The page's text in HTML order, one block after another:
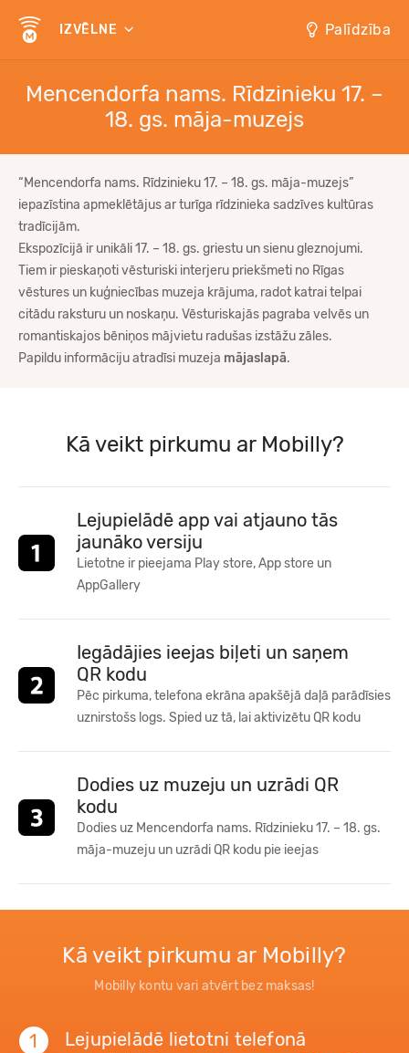
IZVĒLNE Palīdzība
Mencendorfa nams. Rīdzinieku 17. –
18. gs. māja-muzejs
“Mencendorfa nams. Rīdzinieku 17. – 18. gs. māja-muzejs”
iepazīstina apmeklētājus ar turīga rīdzinieka sadzīves kultūras
tradīcijām.
Ekspozīcijā ir unikāli 17. – 18. gs. griestu un sienu gleznojumi.
Tiem ir pieskaņoti vēsturiski interjeru priekšmeti no Rīgas
vēstures un kuģniecības muzeja krājuma, radot katrai telpai
citādu raksturu un noskaņu. Vēsturiskajās pagraba velvēs un
romantiskajos bēniņos mājvietu radušas izstāžu zāles.
Papildu informāciju atradīsi muzeja mājaslapā.
Kā veikt pirkumu ar Mobilly?
Lejupielādē app vai atjauno tās
jaunāko versiju
Lietotne ir pieejama Play store, App store un
AppGallery
Iegādājies ieejas biļeti un saņem
QR kodu
Pēc pirkuma, telefona ekrāna apakšējā daļā parādīsies
uznirstošs logs. Spied uz tā, lai aktivizētu QR kodu
Dodies uz muzeju un uzrādi QR
kodu
Dodies uz Mencendorfa nams. Rīdzinieku 17. – 18. gs.
māja-muzeju un uzrādi QR kodu pie ieejas
Kā veikt pirkumu ar Mobilly?
Mobilly kontu vari atvērt bez maksas!
1 Lejupielādē lietotni telefonā